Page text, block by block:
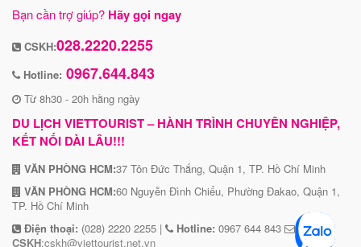
Bạn cần trợ giúp? Hãy gọi ngay
CSKH:028.2220.2255
Hotline: 0967.644.843
Từ 8h30 - 20h hằng ngày
DU LỊCH VIETTOURIST – HÀNH TRÌNH CHUYÊN NGHIỆP,
KẾT NỐI DÀI LÂU!!!
VĂN PHÒNG HCM:37 Tôn Đức Thắng, Quận 1, TP. Hồ Chí Minh
VĂN PHÒNG HCM:60 Nguyễn Đình Chiểu, Phường Đakao, Quận 1,
TP. Hồ Chí Minh
Điện thoại: (028) 2220 2255 | Hotline: 0967 644 843
CSKH:cskh@viettourist.net.vn